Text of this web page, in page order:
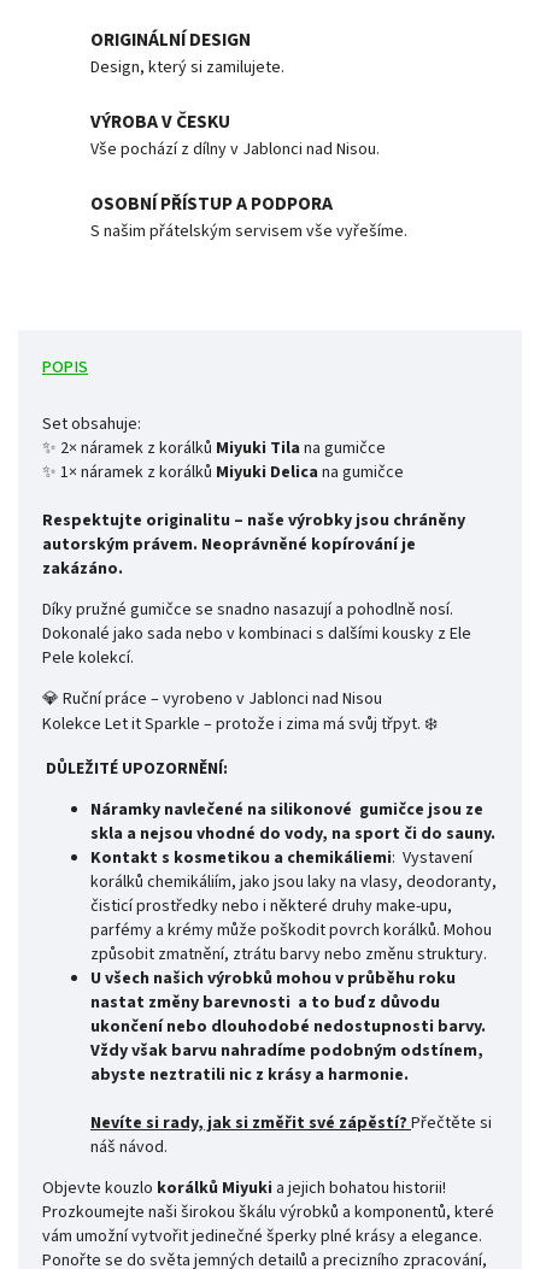
ORIGINÁLNÍ DESIGN
Design, který si zamilujete.
VÝROBA V ČESKU
Vše pochází z dílny v Jablonci nad Nisou.
OSOBNÍ PŘÍSTUP A PODPORA
S našim přátelským servisem vše vyřešíme.
POPIS
Set obsahuje:
✨ 2× náramek z korálků Miyuki Tila na gumičce
✨ 1× náramek z korálků Miyuki Delica na gumičce
Respektujte originalitu – naše výrobky jsou chráněny
autorským právem. Neoprávněné kopírování je
zakázáno.
Díky pružné gumičce se snadno nasazují a pohodlně nosí.
Dokonalé jako sada nebo v kombinaci s dalšími kousky z Ele
Pele kolekcí.
💎 Ruční práce – vyrobeno v Jablonci nad Nisou
Kolekce Let it Sparkle – protože i zima má svůj třpyt. ❄️
DŮLEŽITÉ UPOZORNĚNÍ:
Náramky navlečené na silikonové gumičce jsou ze
skla a nejsou vhodné do vody, na sport či do sauny.
Kontakt s kosmetikou a chemikáliemi: Vystavení
korálků chemikáliím, jako jsou laky na vlasy, deodoranty,
čisticí prostředky nebo i některé druhy make-upu,
parfémy a krémy může poškodit povrch korálků. Mohou
způsobit zmatnění, ztrátu barvy nebo změnu struktury.
U všech našich výrobků mohou v průběhu roku
nastat změny barevnosti a to buď z důvodu
ukončení nebo dlouhodobé nedostupnosti barvy.
Vždy však barvu nahradíme podobným odstínem,
abyste neztratili nic z krásy a harmonie.
Nevíte si rady, jak si změřit svézápěstí?Přečtěte si
náš návod.
Objevte kouzlo korálků Miyuki a jejich bohatou historii!
Prozkoumejte naši širokou škálu výrobků a komponentů, které
vám umožní vytvořit jedinečné šperky plné krásy a elegance.
Ponořte se do světa jemných detailů a precizního zpracování,